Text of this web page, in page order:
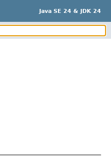
Java SE 24 & JDK 24